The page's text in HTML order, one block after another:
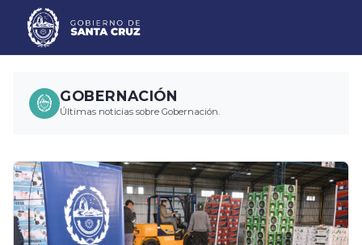
GOBERNACIÓN
Últimas noticias sobre Gobernación.